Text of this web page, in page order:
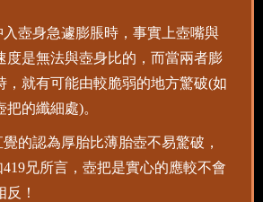
入壺身急遽膨脹時，事實上壺嘴與
度是無法與壺身比的，而當兩者膨
，就有可能由較脆弱的地方驚破(如
的纖細處)。
的認為厚胎比薄胎壺不易驚破，
兄所言，壺把是實心的應較不會
！